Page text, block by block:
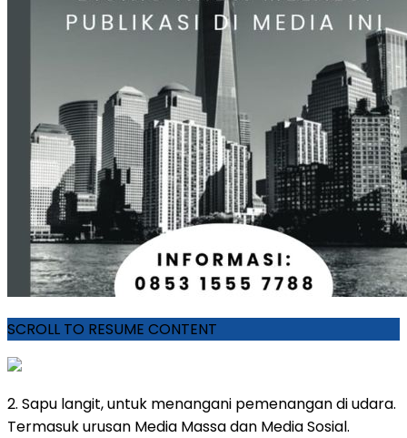
SCROLL TO RESUME CONTENT
2. Sapu langit, untuk menangani pemenangan di udara.
Termasuk urusan Media Massa dan Media Sosial.